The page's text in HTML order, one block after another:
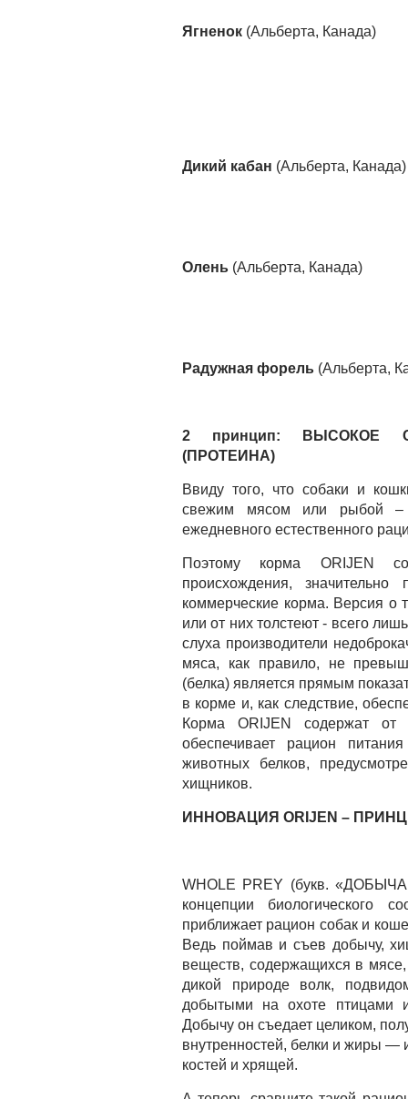
Ягненок (Альберта, Канада)
Дикий кабан (Альберта, Канада)
Олень (Альберта, Канада)
Радужная форель (Альберта,
2 принцип: ВЫСОКОЕ
(ПРОТЕИНА)
Ввиду того, что собаки и
свежим мясом или рыбой –
ежедневного естественного
Поэтому корма ORIJEN
происхождения,
коммерческие корма. Версия о
или от них толстеют - всего
слуха производители
мяса, как правило, не
(белка) является прямым
в корме и, как следствие,
Корма ORIJEN содержат
обеспечивает рацион
животных белков,
хищников.
ИННОВАЦИЯ ORIJEN –
WHOLE PREY (букв.
концепции биологического
приближает рацион собак и
Ведь поймав и съев добычу,
веществ, содержащихся в
дикой природе волк,
добытыми на охоте птицами
Добычу он съедает целиком,
внутренностей, белки и жиры
костей и хрящей.